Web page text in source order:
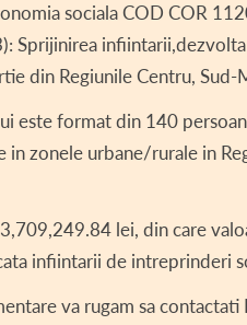
sociala COD COR
Sprijinirea
din Regiunile Centru,
este format din 140
zonele urbane/rurale in
lei, din care
infiintarii de intreprinderi
va rugam sa